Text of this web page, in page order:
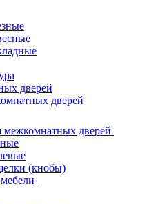
дверей
дверей
межкомнатных дверей
(кнобы)